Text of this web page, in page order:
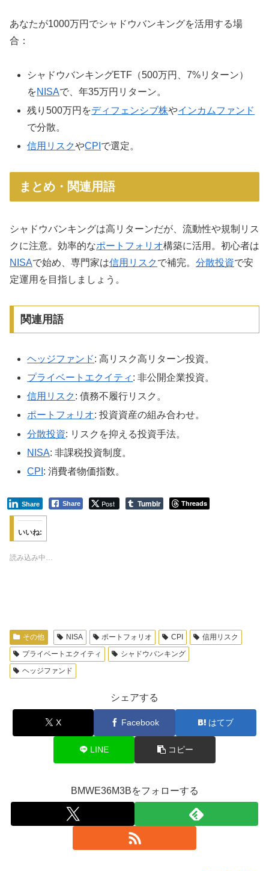
あなたが1000万円でシャドウバンキングを活用する場
合：
シャドウバンキングETF（500万円、7%リターン）
をNISAで、年35万円リターン。
残り500万円をディフェンシブ株やインカムファンド
で分散。
信用リスクやCPI で選定。
まとめ・関連用語
シャドウバンキングは高リターンだが、流動性や規制リス
クに注意。効率的なポートフォリオ構築に活用。初心者は
NISAで始め、専門家は信用リスクで補完。 分散投資で安
定運用を目指しましょう。
関連用語
ヘッジファンド: 高リスク高リターン投資。
プライベートエクイティ : 非公開企業投資。
信用リスク: 債務不履行リスク。
ポートフォリオ: 投資資産の組み合わせ。
分散投資: リスクを抑える投資手法。
NISA: 非課税投資制度。
CPI : 消費者物価指数。
Share Post
Share Tumblr Threads
いいね:
読み込み中…
その他 NISA ポートフォリオ CPI
信用リスク
プライベートエクイティ
シャドウバンキング
ヘッジファンド
シェアする
X Facebook はてブ
LINE コピー
BMWE36M3Bをフォローする